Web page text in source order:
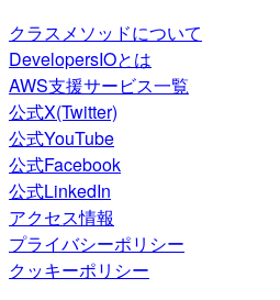
クラスメソッドについて
DevelopersIOとは
AWS支援サービス一覧
公式X(Twitter)
公式YouTube
公式Facebook
公式LinkedIn
アクセス情報
プライバシーポリシー
クッキーポリシー